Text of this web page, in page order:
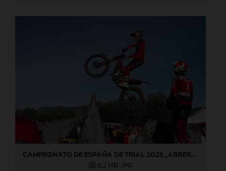
CAMPEONATO DE ESPAÑA DE TRIAL 2025_ABRERA (Barcelona), 1ª prueba_Jaime Busto
8,2 MB .JPG